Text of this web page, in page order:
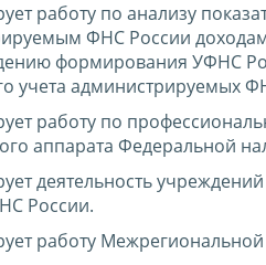
работу по анализу
ФНС России
формирования УФНС
учета администрируемых
работу по
аппарата Федеральной
деятельность
России.
работу